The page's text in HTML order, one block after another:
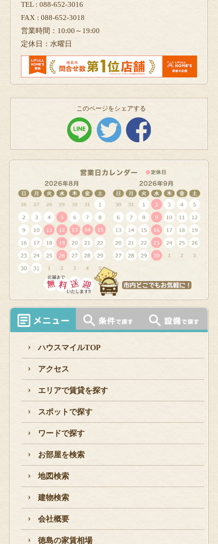
TEL : 088-652-3016
FAX : 088-652-3018
営業時間：10:00～19:00
定休日：水曜日
このページをシェアする
ハウスマイルTOP
アクセス
エリアで賃貸を探す
スポットで探す
ワードで探す
お部屋を検索
地図検索
建物検索
会社概要
徳島の家賃相場